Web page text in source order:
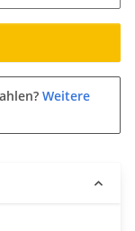
Weitere